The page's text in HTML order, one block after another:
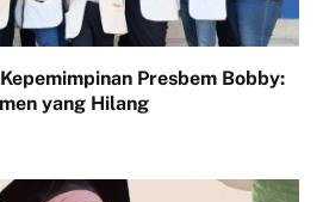
Presbem Bobby:
yang Hilang